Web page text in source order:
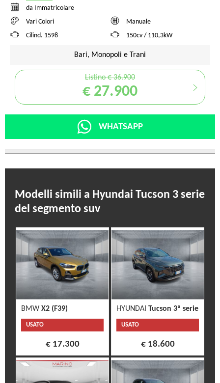
da Immatricolare
Vari Colori
Manuale
Cilind. 1598
150cv / 110,3kW
Bari, Monopoli e Trani
Listino € 36.900
€ 27.900
WHATSAPP
Modelli simili a Hyundai Tucson 3 serie
del segmento suv
BMW X2 (F39)
USATO
€ 17.300
HYUNDAI Tucson 3ª serie
USATO
€ 18.600